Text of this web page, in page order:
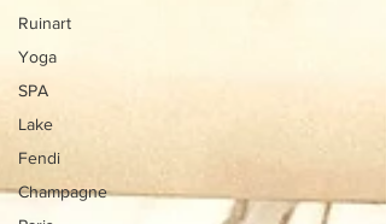
Ruinart
Yoga
SPA
Lake
Fendi
Champagne